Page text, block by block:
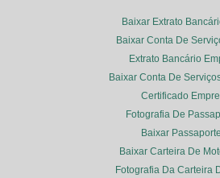
Baixar Extrato
Baixar Conta De
Extrato Bancário
Baixar Conta De
Certificado
Fotografia De
Baixar
Baixar Carteira De
Fotografia Da Carteira